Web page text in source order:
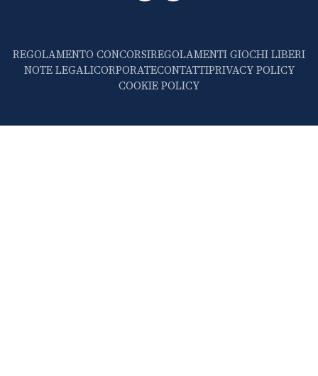
REGOLAMENTO CONCORSIREGOLAMENTI GIOCHI LIBERI
NOTE LEGALICORPORATECONTATTIPRIVACY POLICY
COOKIE POLICY